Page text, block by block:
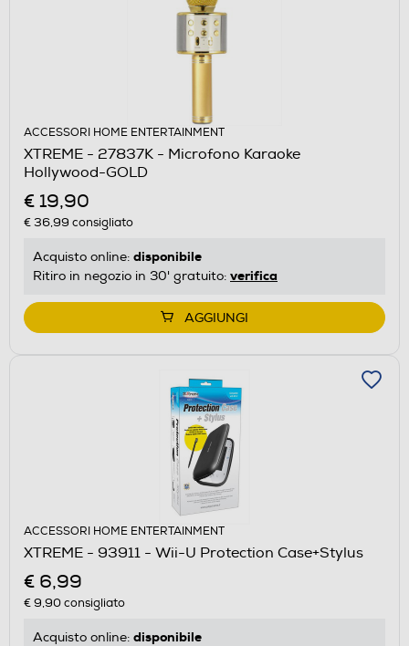
ACCESSORI HOME ENTERTAINMENT
XTREME - 27837K - Microfono Karaoke
Hollywood-GOLD
€ 19,90
€ 36,99 consigliato
Acquisto online: disponibile
Ritiro in negozio in 30' gratuito: verifica
AGGIUNGI
ACCESSORI HOME ENTERTAINMENT
XTREME - 93911 - Wii-U Protection Case+Stylus
€ 6,99
€ 9,90consigliato
Acquisto online: disponibile